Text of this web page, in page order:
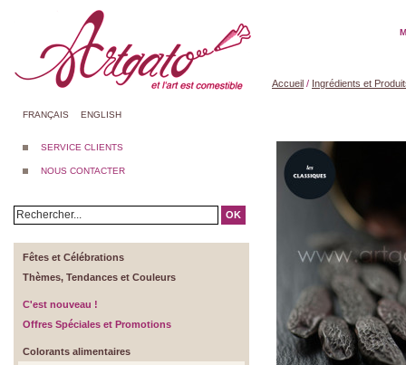
FRANÇAIS ENGLISH
SERVICE CLIENTS
NOUS CONTACTER
OK
Fêtes et Célébrations
Thèmes, Tendances et Couleurs
C'est nouveau !
Offres Spéciales et Promotions
Colorants alimentaires
Accueil / Ingrédients et